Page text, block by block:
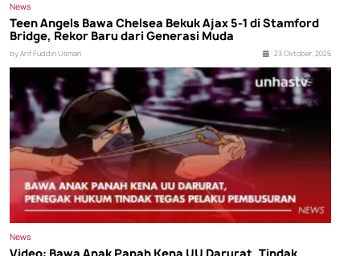
News
Teen Angels Bawa Chelsea Bekuk Ajax 5-1 di Stamford
Bridge, Rekor Baru dari Generasi Muda
by Arif Fuddin Usman 23 Oktober, 2025
News